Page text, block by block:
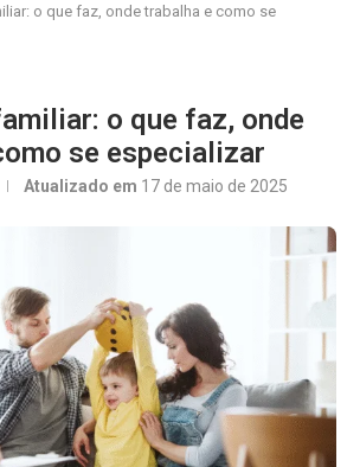
o que faz, onde trabalha e como se
o que faz, onde
se especializar
Atualizado em 17 de maio de 2025